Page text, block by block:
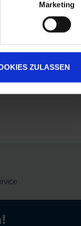
Marketing
ZULASSEN